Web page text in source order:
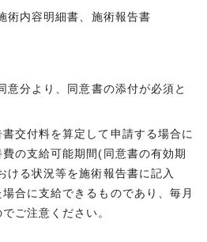
術内容明細書、施術報告書
意分より、同意書の添付が必須と
交付料を算定して申請する場合に
の支給可能期間(同意書の有効期
ける状況等を施術報告書に記入
合に支給できるものであり、毎月
ご注意ください。